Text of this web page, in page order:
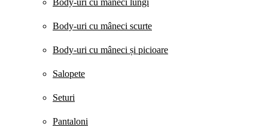
Body-uri cu mâneci lungi
Body-uri cu mâneci scurte
Body-uri cu mâneci și picioare
Salopete
Seturi
Pantaloni